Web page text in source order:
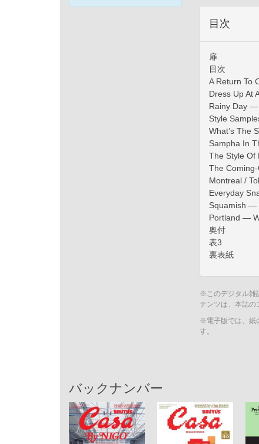
目次
扉
目次
A Return To
Dress Up At
Rainy Day —
Style
What’s The
Sampha In
The Style Of
The
Montreal /
Everyday
Squamish —
Portland —
奥付
表3
裏表紙
※このデジタル雑
テンツは、本誌の
※電子版では、紙
す。
バックナンバー